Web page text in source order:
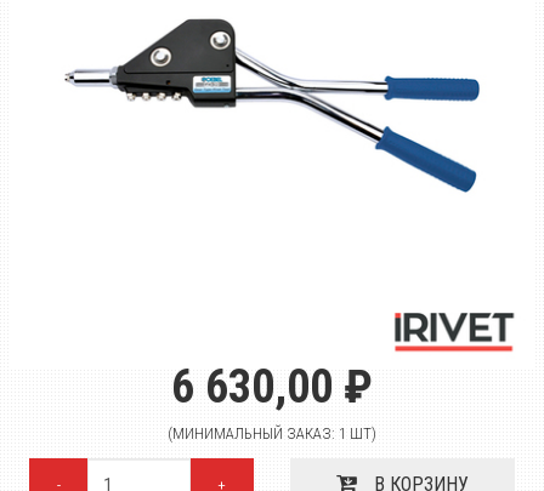
6 630,00 ₽
(МИНИМАЛЬНЫЙ ЗАКАЗ: 1 ШТ)
- + В КОРЗИНУ